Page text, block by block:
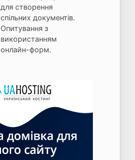
для створення
спільних документів.
Опитування з
використанням
онлайн-форм.